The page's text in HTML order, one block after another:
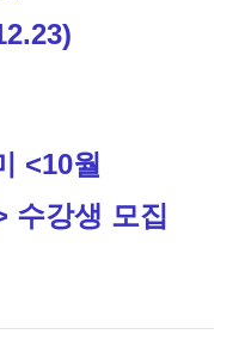
<10월
수강생 모집